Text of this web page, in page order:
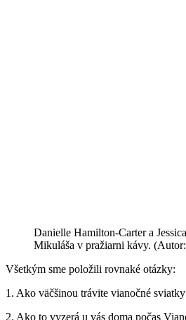
Danielle Hamilton-Carter a
Mikuláša v pražiarni kávy.
Všetkým sme položili rovnaké otázky:
1. Ako väčšinou trávite vianočné
2. Ako to vyzerá u vás doma počas